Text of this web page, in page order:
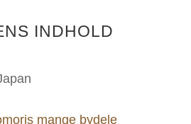
INDHOLD
mange bydele